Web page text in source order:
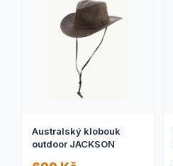
Australský klobouk
outdoor JACKSON